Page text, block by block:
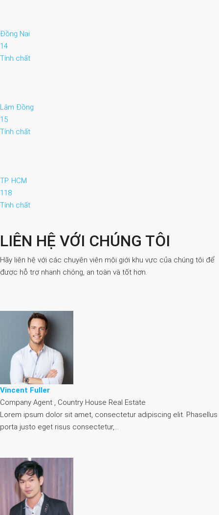
Đồng Nai
14
Tính chất
Lâm Đồng
15
Tính chất
TP. HCM
118
Tính chất
LIÊN HỆ VỚI CHÚNG TÔI
Hãy liên hệ với các chuyên viên môi giới khu vực của chúng tôi để
được hỗ trợ nhanh chóng, an toàn và tốt hơn.
Vincent Fuller
Company Agent , Country House Real Estate
Lorem ipsum dolor sit amet, consectetur adipiscing elit. Phasellus
porta justo eget risus consectetur,…